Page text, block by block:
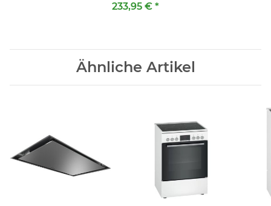
233,95 € *
Ähnliche Artikel